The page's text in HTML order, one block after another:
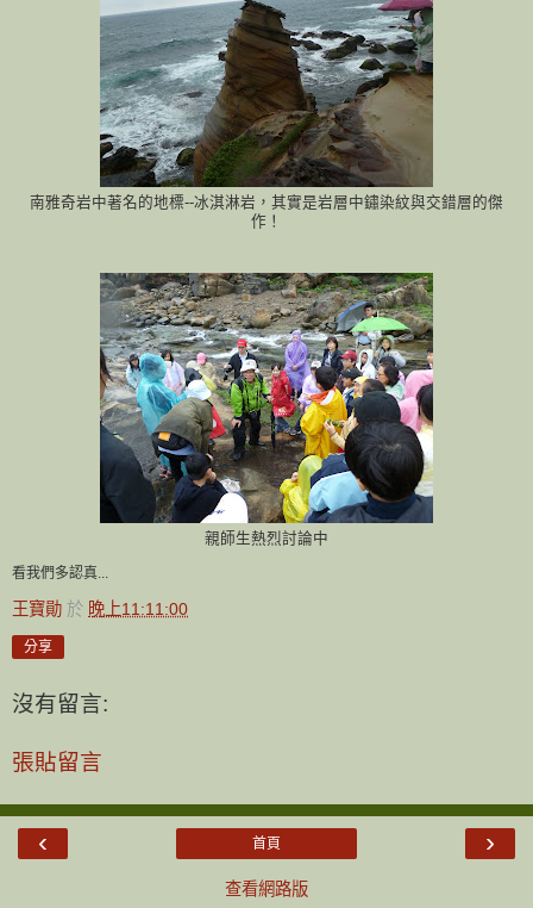
南雅奇岩中著名的地標--冰淇淋岩，其實是岩層中鏽染紋與交錯層的傑
作！
親師生熱烈討論中
看我們多認真...
王寶勛 於 晚上11:11:00
分享
沒有留言:
張貼留言
‹ ›
首頁
查看網路版